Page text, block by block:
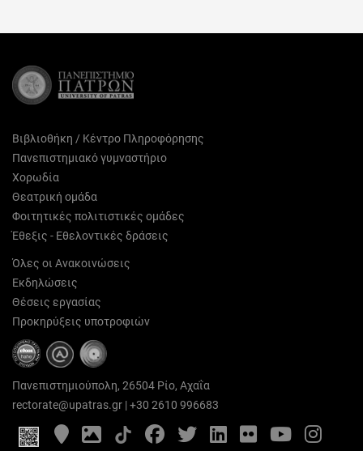
(Twitter)
Βιβλιοθήκη / Κέντρο Πληροφόρησης
Πανεπιστημιακό γυμναστήριο
Χορωδία
Θεατρική ομάδα
Φοιτητικές πολιτιστικές ομάδες
Έθεξις - Εθελοντικές δράσεις
Όλες οι Ανακοινώσεις
Εκδηλώσεις
Θέσεις εργασίας
Προκηρύξεις υποτροφιών
Πανεπιστημιούπολη, 26504 Ρίο, Αχαΐα
rectorate@upatras.gr |+30 2610 996683
Google
Maps
Photo
Gallery
FacebookTwitterLinkedIn
FlickrYouTube